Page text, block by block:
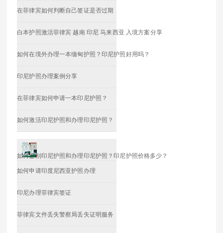
在菲律宾如何判断自己签证是否过期
白本护照激活菲律宾 越南 印尼 马来西亚 入境方案分享
如何在境外办理一本缅甸护照？印尼护照好用吗？
印尼护照办理案例分享
在菲律宾如何申请一本印尼护照？
如何激活印尼护照和办理印尼护照？
如何鉴别印尼护照和办理印尼护照？印尼护照价格多少？
如何申请印度尼西亚护照办理
印尼办理菲律宾签证
菲律宾文件丢失警察局丢失证明服务